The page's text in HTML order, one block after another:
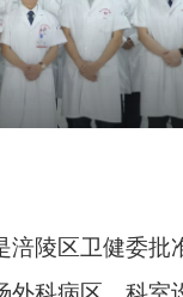
涪陵区卫健委批